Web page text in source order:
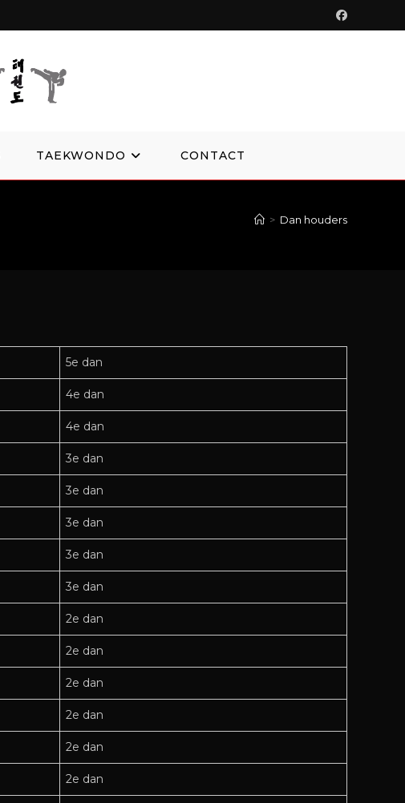
TAEKWONDO CONTACT
> Dan houders
5e dan
4e dan
4e dan
3e dan
3e dan
3e dan
3e dan
3e dan
2e dan
2e dan
2e dan
2e dan
2e dan
2e dan